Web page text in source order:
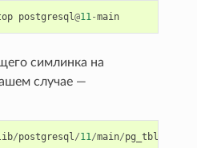
postgresql@11-main
симлинка на
случае —
/postgresql/11/main/pg_tblspc